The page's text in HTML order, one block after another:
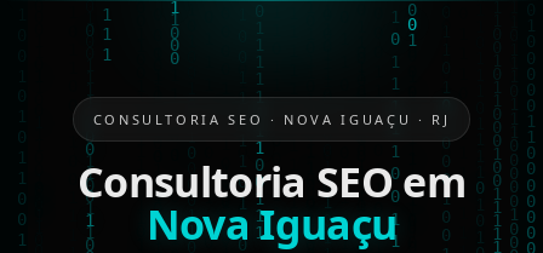
CONSULTORIA SEO · NOVA IGUAÇU · RJ
Consultoria SEO em
Nova Iguaçu